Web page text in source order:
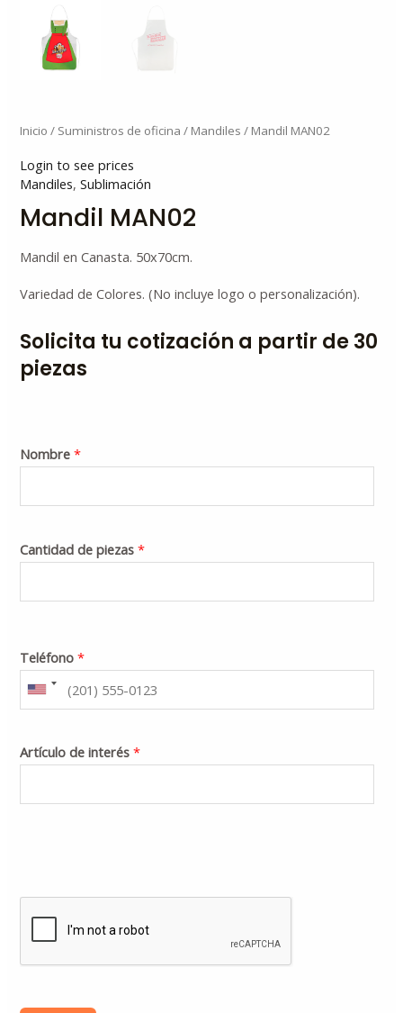
Inicio / Suministros de oficina / Mandiles / Mandil MAN02
Login to see prices
Mandiles,Sublimación
Mandil MAN02
Mandil en Canasta. 50x70cm.
Variedad de Colores. (No incluye logo o personalización).
Solicita tu cotización a partir de 30
piezas
Nombre*
Cantidad de piezas*
Teléfono*
Artículo de interés*